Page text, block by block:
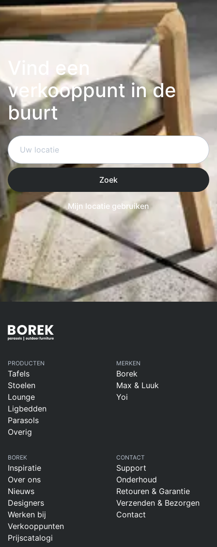
Vind een
verkooppunt in de
buurt
Zoek
Mijn locatie gebruiken
PRODUCTEN
Tafels
Stoelen
Lounge
Ligbedden
Parasols
Overig
MERKEN
Borek
Max & Luuk
Yoi
BOREK
Inspiratie
Over ons
Nieuws
Designers
Werken bij
Verkooppunten
Prijscatalogi
CONTACT
Support
Onderhoud
Retouren & Garantie
Verzenden & Bezorgen
Contact